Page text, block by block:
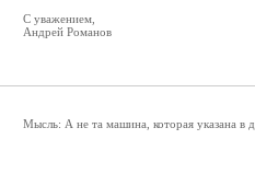
С уважением,
Андрей Романов
Мысль: А не та машина, которая указана в